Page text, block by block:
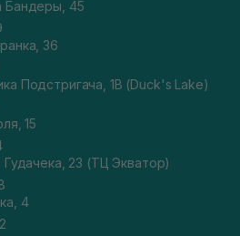
Бандеры, 45
36
Подстригача, 1В (Duck's Lake)
15
Гудачека, 23 (ТЦ Экватор)
4